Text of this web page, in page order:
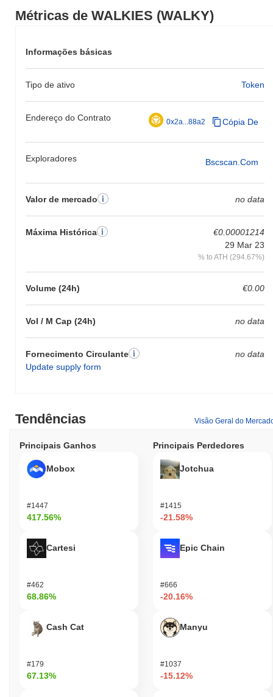
Métricas de WALKIES (WALKY)
Informações básicas
Tipo de ativo Token
Endereço do Contrato 0x2a...88a2 Cópia De
Exploradores Bscscan.com
Valor de mercado no data
Máxima Histórica
€0.00001214
29 Mar 23
% to ATH (294.67%)
Volume (24h) €0.00
Vol / M Cap (24h) no data
Fornecimento Circulante
Update supply form
no data
Tendências Visão Geral do
Principais Ganhos
Mobox
#1447
417.56%
Cartesi
#462
68.86%
Cash Cat
#179
67.13%
Principais Perdedores
Jotchua
#1415
-21.58%
Epic Chain
#666
-20.16%
Manyu
#1037
-15.12%